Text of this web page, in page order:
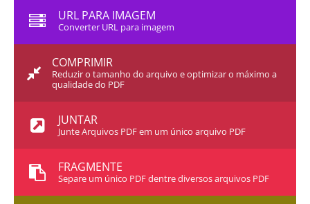
URL PARA IMAGEM
Converter URL para imagem
COMPRIMIR
Reduzir o tamanho do arquivo e optimizar o máximo a
qualidade do PDF
JUNTAR
Junte Arquivos PDF em um único arquivo PDF
FRAGMENTE
Separe um único PDF dentre diversos arquivos PDF